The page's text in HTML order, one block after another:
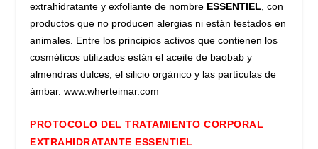
extrahidratante y exfoliante de nombre ESSENTIEL , con
productos que no producen alergias ni están testados en
animales. Entre los principios activos que contienen los
cosméticos utilizados están el aceite de baobab y
almendras dulces, el silicio orgánico y las partículas de
ámbar.www.wherteimar.com
PROTOCOLO DEL TRATAMIENTO CORPORAL
EXTRAHIDRATANTE ESSENTIEL